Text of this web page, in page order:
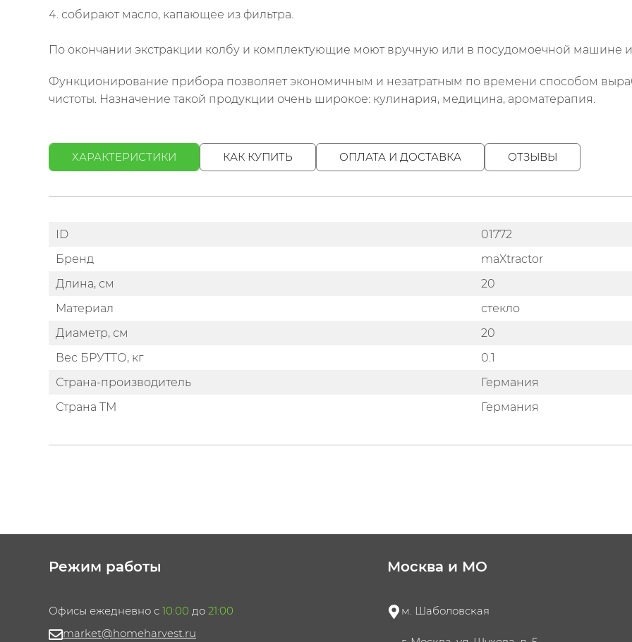
собирают масло, капающее из фильтра.
По окончании экстракции колбу и комплектующие моют вручную или в посудомоечной машине и
Функционирование прибора позволяет экономичным и незатратным по времени способом
чистоты. Назначение такой продукции очень широкое: кулинария, медицина, ароматерапия.
ХАРАКТЕРИСТИКИ КАК КУПИТЬ ОПЛАТА И ДОСТАВКА ОТЗЫВЫ
ID
01772
Бренд
maXtractor
Длина, см
20
Материал
стекло
Диаметр, см
20
Вес БРУТТО, кг
0.1
Страна-производитель
Германия
Страна ТМ
Германия
Режим работы
Офисы ежедневно с 10:00 до 21:00
market@homeharvest.ru
Москва и МО
м. Шаболовская